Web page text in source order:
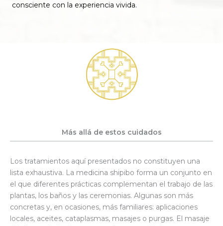
consciente con la experiencia vivida.
Más allá de estos cuidados
Los tratamientos aquí presentados no constituyen una
lista exhaustiva. La medicina shipibo forma un conjunto en
el que diferentes prácticas complementan el trabajo de las
plantas, los baños y las ceremonias. Algunas son más
concretas y, en ocasiones, más familiares: aplicaciones
locales, aceites, cataplasmas, masajes o purgas. El masaje